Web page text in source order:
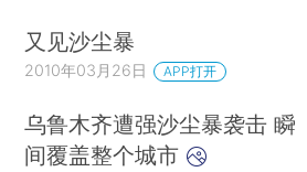
又见沙尘暴
2010年03月26日 APP打开
乌鲁木齐遭强沙尘暴袭击 瞬
间覆盖整个城市